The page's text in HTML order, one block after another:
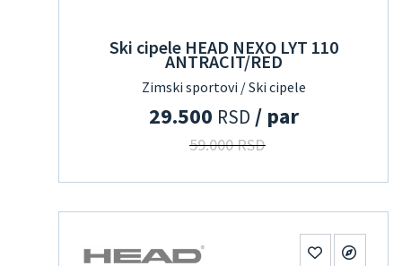
Ski cipele HEAD NEXO LYT 110
ANTRACIT/RED
Zimski sportovi / Ski cipele
29.500 RSD / par
59.000 RSD